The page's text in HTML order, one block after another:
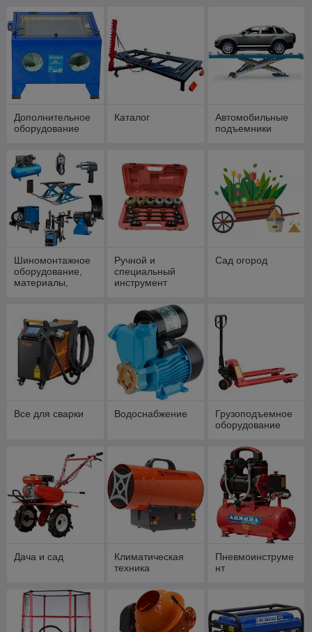
Дополнительное
оборудование
Каталог
Автомобильные
подъемники
Шиномонтажное
оборудование,
материалы,
Ручной и
специальный
инструмент
Сад огород
Все для сварки Водоснабжение
Грузоподъемное
оборудование
Дача и сад
Климатическая
техника
Пневмоинструме
нт